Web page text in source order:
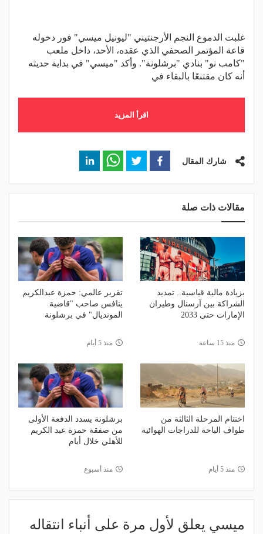
غلبت الدموع النجم الأرجنتيني "ليونيل ميسي" فور دخوله
قاعة المؤتمر الصحفي الذي عقده، الأحد، داخل ملعب
"كامب نو" بنادي "برشلونة". وأكد "ميسي" في بداية حديثه
أنه كان مقتنعًا بالبقاء في
اقرأ المزيد
شارك المقال
مقالات ذات صلة
بزيادة مالية قياسية.. تمديد
الشراكة بين آرسنال وطيران
الإمارات حتى 2033
منذ 15 ساعة
تقرير عالمي: حمزة عبدالكريم
ينافس صاحب "قاضية
المونديال" في برشلونة
منذ 5 أيام
اختتام المرحلة الثالثة من
طواف الباحة للدراجات الهوائية
منذ 5 أيام
برشلونة يسدد الدفعة الأولى
من صفقة حمزة عبد الكريم
للأهلي خلال أيام
منذ أسبوع
ميسي يعلق لأول مرة على أنباء انتقاله